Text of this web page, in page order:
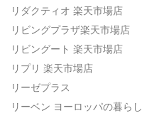
リダクティオ 楽天市場店
リビングプラザ楽天市場店
リビングート 楽天市場店
リプリ 楽天市場店
リーゼプラス
リーベン ヨーロッパの暮らし